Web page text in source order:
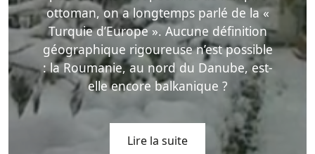
ottoman, on a longtemps parlé de la «
Turquie d’Europe ». Aucune définition
géographique rigoureuse n’est possible
: la Roumanie, au nord du Danube, est-
elle encore balkanique ?
Lire la suite